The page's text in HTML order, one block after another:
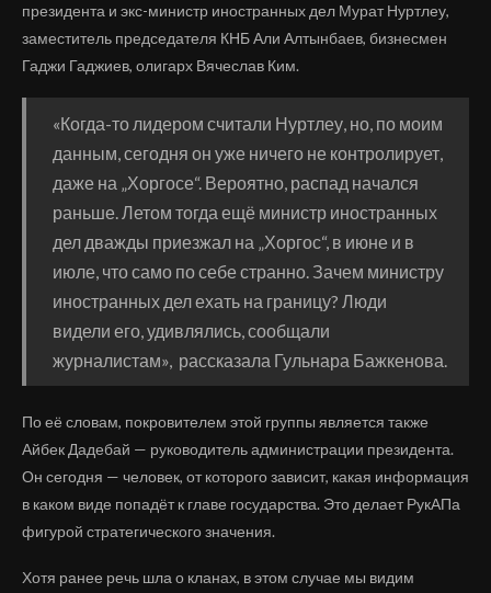
президента и экс-министр иностранных дел Мурат Нуртлеу,
заместитель председателя КНБ Али Алтынбаев, бизнесмен
Гаджи Гаджиев, олигарх Вячеслав Ким.
«Когда-то лидером считали Нуртлеу, но, по моим
данным, сегодня он уже ничего не контролирует,
даже на „Хоргосе“. Вероятно, распад начался
раньше. Летом тогда ещё министр иностранных
дел дважды приезжал на „Хоргос“, в июне и в
июле, что само по себе странно. Зачем министру
иностранных дел ехать на границу? Люди
видели его, удивлялись, сообщали
журналистам», рассказала Гульнара Бажкенова.
По её словам, покровителем этой группы является также
Айбек Дадебай — руководитель администрации президента.
Он сегодня — человек, от которого зависит, какая информация
в каком виде попадёт к главе государства. Это делает РукАПа
фигурой стратегического значения.
Хотя ранее речь шла о кланах, в этом случае мы видим